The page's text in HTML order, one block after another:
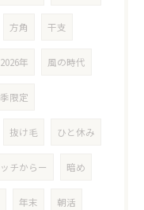
方角 干支
2026年 風の時代
限定
抜け毛 ひと休み
チからー 暗め
年末 朝活